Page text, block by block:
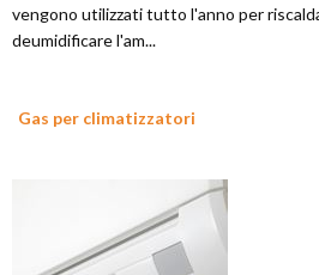
vengono utilizzati tutto l'anno per
deumidificare l'am...
Gas per climatizzatori